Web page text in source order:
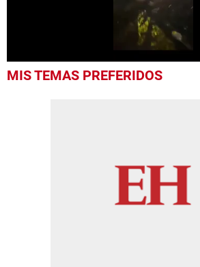
seconds
MIS TEMAS PREFERIDOS